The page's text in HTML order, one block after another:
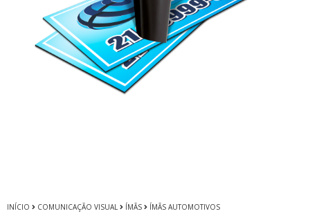
INÍCIO COMUNICAÇÃO VISUAL ÍMÃS ÍMÃS AUTOMOTIVOS